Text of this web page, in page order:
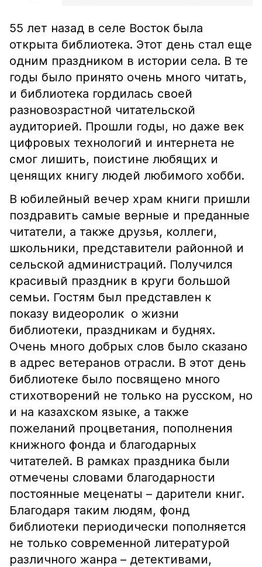
55 лет назад в селе Восток была
открыта библиотека. Этот день стал еще
одним праздником в истории села. В те
годы было принято очень много читать,
и библиотека гордилась своей
разновозрастной читательской
аудиторией. Прошли годы, но даже век
цифровых технологий и интернета не
смог лишить, поистине любящих и
ценящих книгу людей любимого хобби.
В юбилейный вечер храм книги пришли
поздравить самые верные и преданные
читатели, а также друзья, коллеги,
школьники, представители районной и
сельской администраций. Получился
красивый праздник в круги большой
семьи. Гостям был представлен к
показу видеоролик о жизни
библиотеки, праздникам и буднях.
Очень много добрых слов было сказано
в адрес ветеранов отрасли. В этот день
библиотеке было посвящено много
стихотворений не только на русском, но
и на казахском языке, а также
пожеланий процветания, пополнения
книжного фонда и благодарных
читателей. В рамках праздника были
отмечены словами благодарности
постоянные меценаты – дарители книг.
Благодаря таким людям, фонд
библиотеки периодически пополняется
не только современной литературой
различного жанра – детективами,